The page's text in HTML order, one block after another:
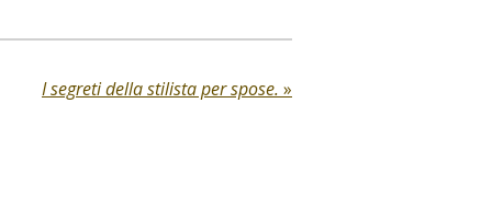
I segreti della stilista per spose. »